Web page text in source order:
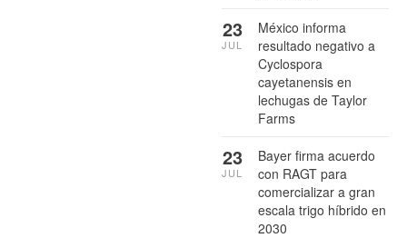
México informa
resultado negativo a
Cyclospora
cayetanensis en
lechugas de Taylor
Farms
23
JUL
Bayer firma acuerdo
con RAGT para
comercializar a gran
escala trigo híbrido en
2030
23
JUL